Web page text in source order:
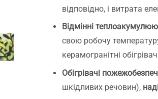
відповідно, і витрата
Відмінні
свою робочу
керамогранітні
Обігрівачі
шкідливих речовин),